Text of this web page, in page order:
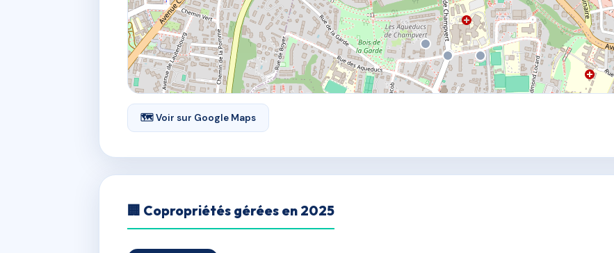
🗺 Voir sur Google Maps
🏢 Copropriétés gérées en 2025